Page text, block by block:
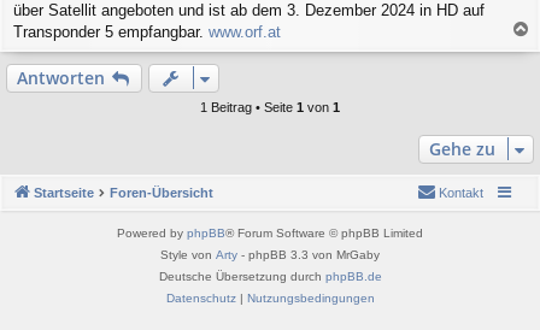
über Satellit angeboten und ist ab dem 3. Dezember 2024 in HD auf
Transponder 5 empfangbar. www.orf.at
a
n
Antworten
1 Beitrag • Seite 1 von 1
Gehe zu
Startseite Foren-Übersicht Kontakt
Powered by phpBB® Forum Software © phpBB Limited
Style von Arty - phpBB 3.3 von MrGaby
Deutsche Übersetzung durch phpBB.de
Datenschutz| Nutzungsbedingungen